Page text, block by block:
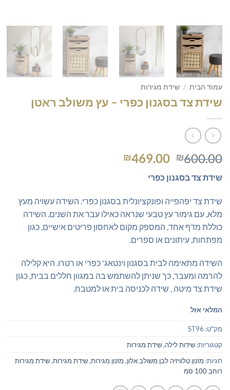
עמוד הבית / שידת מגירות
שידת צד בסגנון כפרי – עץ משולב ראטן
₪600.00
המחיר
היה:
₪600.00.
₪469.00
שידת צד בסגנון כפרי
שידת צד יפהפייה ופונקציונלית בסגנון כפרי. השידה עשויה מעץ
מלא, עם גימור עץ טבעי שנראה כאילו עבר את השנים. השידה
כוללת מדף אחד, המספק מקום לאחסון פריטים אישיים, כגון
מפתחות, עיתונים או ספרים.
השידה מתאימה לבית בסגנון וינטאג' כפרי או רטרו. היא קלילה
להרמה ומעבר, כך שניתן להשתמש בה במגוון חללים בבית, כגון
שידת צד מיטה , שידה לכניסה בית או למטבח.
המלאי אזל
מק"ט: ST96
קטגוריות: שידות לילה,שידת מגירות
תגיות: מזנון טלוויזיה לבן משולב אלון, מזנון מגירות,שידת מגירות,שידת מגירות
רוחב 100 סמ